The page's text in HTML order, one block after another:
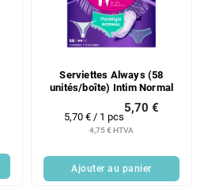
Serviettes Always (58
unités/boîte) Intim Normal
4,75 € HTVA
5,70 €
Prix
mesure:
5,70 € / 1 pcs
Ajouter au panier